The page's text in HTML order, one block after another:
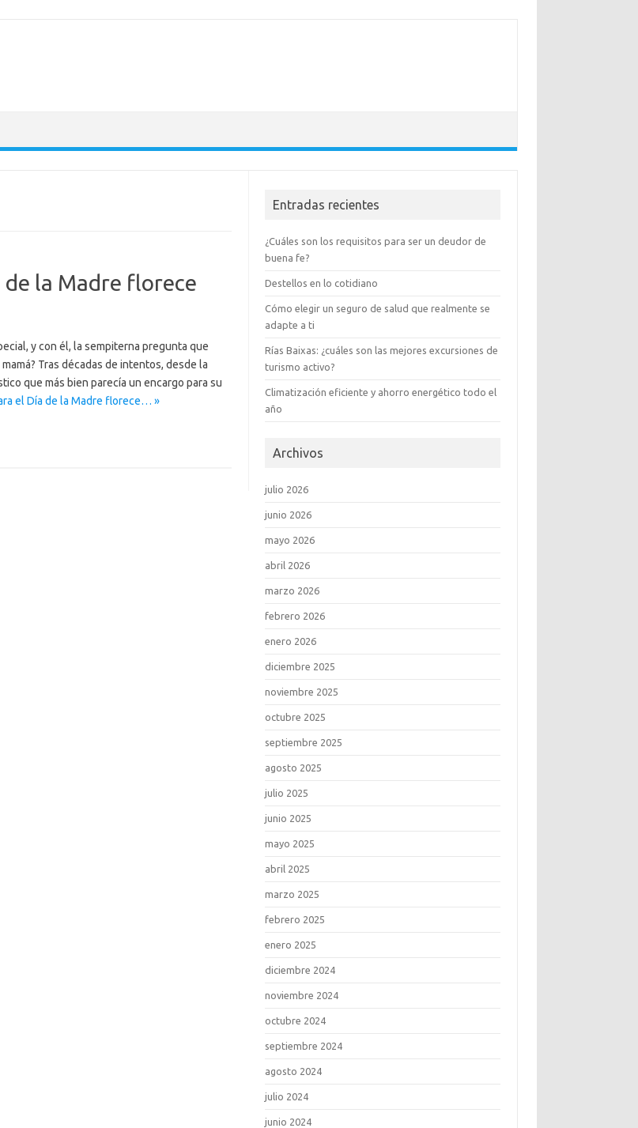
la Madre florece
y con él, la sempiterna pregunta que
Tras décadas de intentos, desde la
que más bien parecía un encargo para su
el Día de la Madre florece… »
Entradas recientes
¿Cuáles son los requisitos para ser un deudor de
buena fe?
Destellos en lo cotidiano
Cómo elegir un seguro de salud que realmente se
adapte a ti
Rías Baixas: ¿cuáles son las mejores excursiones de
turismo activo?
Climatización eficiente y ahorro energético todo el
año
Archivos
julio 2026
junio 2026
mayo 2026
abril 2026
marzo 2026
febrero 2026
enero 2026
diciembre 2025
noviembre 2025
octubre 2025
septiembre 2025
agosto 2025
julio 2025
junio 2025
mayo 2025
abril 2025
marzo 2025
febrero 2025
enero 2025
diciembre 2024
noviembre 2024
octubre 2024
septiembre 2024
agosto 2024
julio 2024
junio 2024